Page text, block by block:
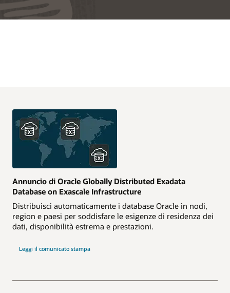
Annuncio di Oracle Globally Distributed Exadata
Database on Exascale Infrastructure
Distribuisci automaticamente i database Oracle in nodi,
region e paesi per soddisfare le esigenze di residenza dei
dati, disponibilità estrema e prestazioni.
Leggi il comunicato stampa